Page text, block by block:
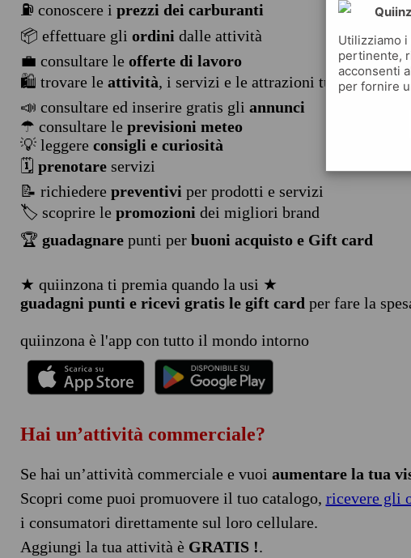
⛽ conoscere i prezzi dei carburanti
📦 effettuare gli ordini dalle attività
💼 consultare le offerte di lavoro
🛍️ trovare le attività, i servizi e le attrazioni turistiche
📣 consultare ed inserire gratis gli annunci
☂ consultare le previsioni meteo
💡 leggere consigli e curiosità
🗓️ prenotareservizi
📝 richiedere preventivi per prodotti e servizi
🏷️ scoprire le promozioni dei migliori brand
🏆 guadagnarepunti per buoni acquisto e Gift card
★ quiinzona ti premia quando la usi ★
guadagni punti e ricevi gratis le gift card per fare la
quiinzona è l'app con tutto il mondo intorno
Hai un’attività commerciale?
Se hai un’attività commerciale e vuoi aumentare la tua
Scopri come puoi promuovere il tuo catalogo, ricevere gli
i consumatori direttamente sul loro cellulare.
Aggiungi la tua attività è GRATIS !.
Utilizziamo
pertinente,
acconsenti
per fornire